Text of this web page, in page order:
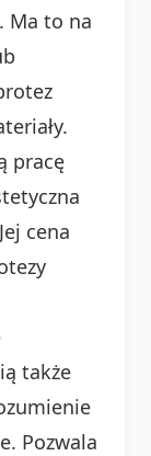
Ma to na
pracę
cena
także
Pozwala